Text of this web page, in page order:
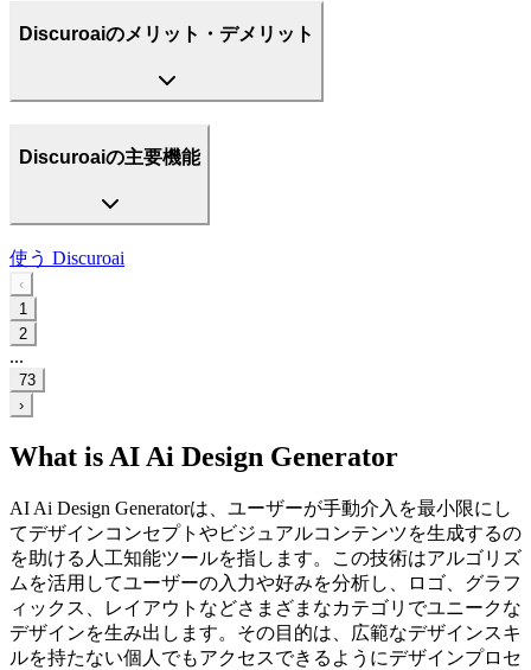
Discuroaiのメリット・デメリット
Discuroaiの主要機能
使う Discuroai
‹
1
2
...
73
›
What is AI Ai Design Generator
AI Ai Design Generatorは、ユーザーが手動介入を最小限にし
てデザインコンセプトやビジュアルコンテンツを生成するの
を助ける人工知能ツールを指します。この技術はアルゴリズ
ムを活用してユーザーの入力や好みを分析し、ロゴ、グラフ
ィックス、レイアウトなどさまざまなカテゴリでユニークな
デザインを生み出します。その目的は、広範なデザインスキ
ルを持たない個人でもアクセスできるようにデザインプロセ